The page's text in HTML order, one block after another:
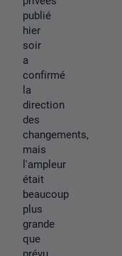
publié
hier
soir
a
confirmé
la
direction
des
changements,
mais
l'ampleur
était
beaucoup
plus
grande
que
prévu.